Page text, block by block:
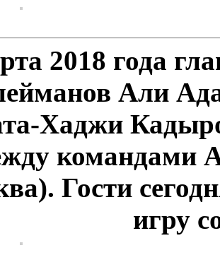
2018 года
Али
Хаджи
командами
Гости
игру